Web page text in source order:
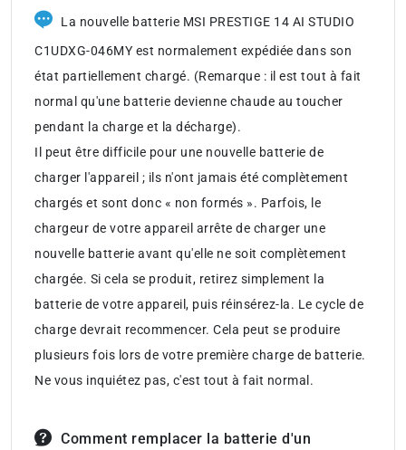
La nouvelle batterie MSI PRESTIGE 14 AI STUDIO
C1UDXG-046MY est normalement expédiée dans son
état partiellement chargé. (Remarque : il est tout à fait
normal qu'une batterie devienne chaude au toucher
pendant la charge et la décharge).
Il peut être difficile pour une nouvelle batterie de
charger l'appareil ; ils n'ont jamais été complètement
chargés et sont donc « non formés ». Parfois, le
chargeur de votre appareil arrête de charger une
nouvelle batterie avant qu'elle ne soit complètement
chargée. Si cela se produit, retirez simplement la
batterie de votre appareil, puis réinsérez-la. Le cycle de
charge devrait recommencer. Cela peut se produire
plusieurs fois lors de votre première charge de batterie.
Ne vous inquiétez pas, c'est tout à fait normal.
Comment remplacer la batterie d'un